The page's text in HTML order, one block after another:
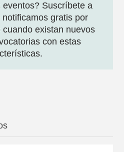
eventos? Suscríbete a
gratis por
existan nuevos
con estas